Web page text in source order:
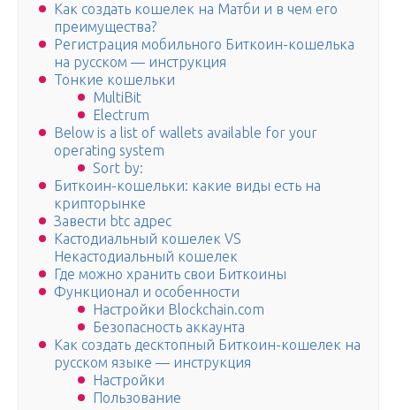
Как создать кошелек на Матби и в чем его
преимущества?
Регистрация мобильного Биткоин-кошелька
на русском — инструкция
Тонкие кошельки
MultiBit
Electrum
Below is a list of wallets available for your
operating system
Sort by:
Биткоин-кошельки: какие виды есть на
крипторынке
Завести btc адрес
Кастодиальный кошелек VS
Некастодиальный кошелек
Где можно хранить свои Биткоины
Функционал и особенности
Настройки Blockchain.com
Безопасность аккаунта
Как создать десктопный Биткоин-кошелек на
русском языке — инструкция
Настройки
Пользование